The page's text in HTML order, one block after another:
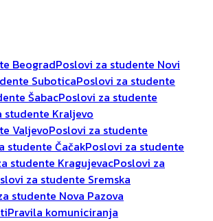
BeogradPoslovi za studente Novi
SuboticaPoslovi za studente
ŠabacPoslovi za studente
studente Kraljevo
ValjevoPoslovi za studente
studente ČačakPoslovi za studente
studente KragujevacPoslovi za
za studente Sremska
studente Nova Pazova
Pravila komuniciranja